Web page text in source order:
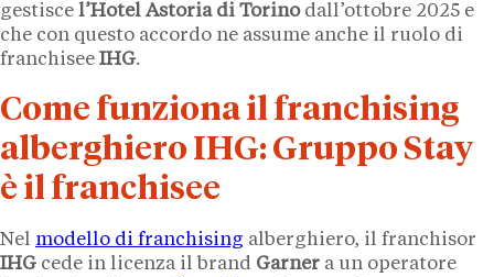
gestisce l’Hotel Astoria di Torinodall’ottobre 2025 e
che con questo accordo ne assume anche il ruolo di
franchisee IHG.
Come funziona il franchising
alberghiero IHG: Gruppo Stay
è il franchisee
Nel modello di franchising alberghiero, il franchisor
IHG cede in licenza il brand Garner a un operatore